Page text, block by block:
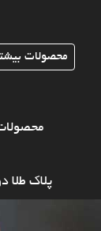
محصولات
پلاک طلا